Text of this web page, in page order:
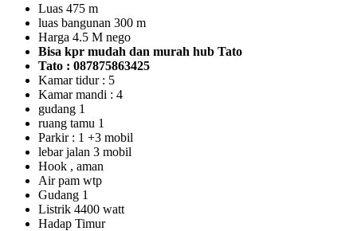
Luas 475 m
luas bangunan 300 m
Harga 4.5 M nego
Bisa kpr mudah dan murah hub Tato
Tato : 087875863425
Kamar tidur : 5
Kamar mandi : 4
gudang 1
ruang tamu 1
Parkir : 1 +3 mobil
lebar jalan 3 mobil
Hook , aman
Air pam wtp
Gudang 1
Listrik 4400 watt
Hadap Timur